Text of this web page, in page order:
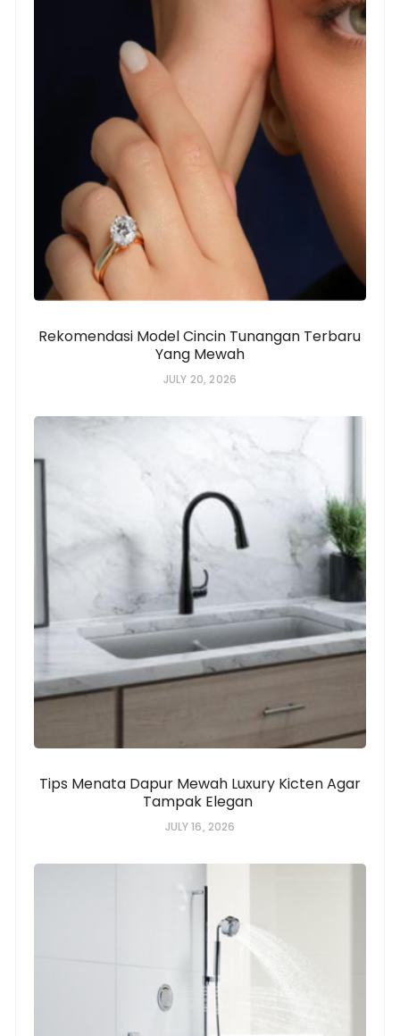
Rekomendasi Model Cincin Tunangan Terbaru
Yang Mewah
JULY 20, 2026
Tips Menata Dapur Mewah Luxury Kicten Agar
Tampak Elegan
JULY 16, 2026